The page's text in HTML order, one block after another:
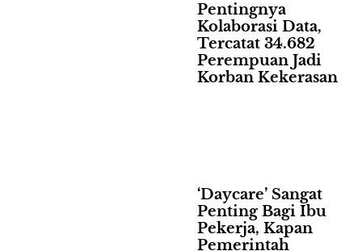
Pentingnya
Kolaborasi Data,
Tercatat 34.682
Perempuan Jadi
Korban Kekerasan
‘Daycare’ Sangat
Penting Bagi Ibu
Pekerja, Kapan
Pemerintah